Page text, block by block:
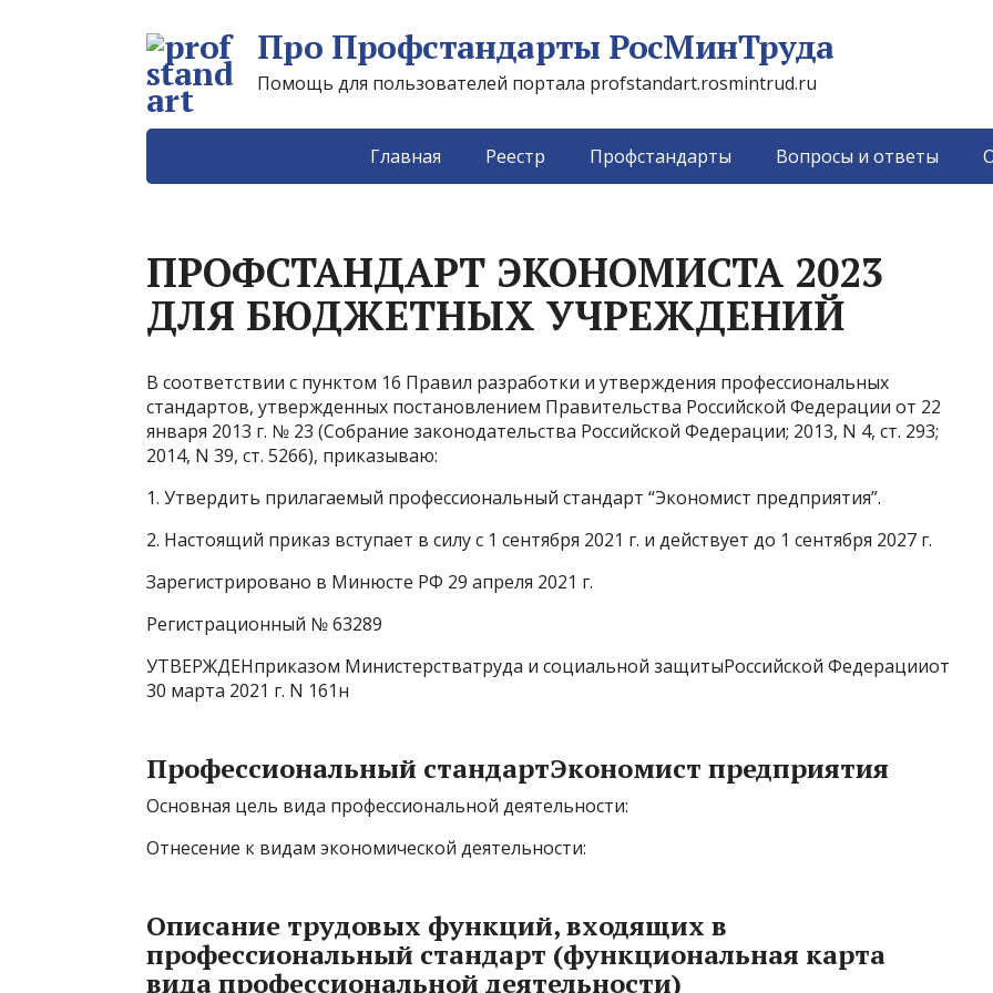
Про Профстандарты РосМинТруда
Помощь для пользователей портала profstandart.rosmintrud.ru
Главная Реестр Профстандарты Вопросы и ответы
ПРОФСТАНДАРТ ЭКОНОМИСТА 2023
ДЛЯ БЮДЖЕТНЫХ УЧРЕЖДЕНИЙ
В соответствии с пунктом 16 Правил разработки и утверждения профессиональных
стандартов, утвержденных постановлением Правительства Российской Федерации от 22
января 2013 г. № 23 (Собрание законодательства Российской Федерации; 2013, N 4, ст. 293;
2014, N 39, ст. 5266), приказываю:
1. Утвердить прилагаемый профессиональный стандарт “Экономист предприятия”.
2. Настоящий приказ вступает в силу с 1 сентября 2021 г. и действует до 1 сентября 2027 г.
Зарегистрировано в Минюсте РФ 29 апреля 2021 г.
Регистрационный № 63289
УТВЕРЖДЕНприказом Министерстватруда и социальной защитыРоссийской Федерацииот
30 марта 2021 г. N 161н
Профессиональный стандартЭкономист предприятия
Основная цель вида профессиональной деятельности:
Отнесение к видам экономической деятельности:
Описание трудовых функций, входящих в
профессиональный стандарт (функциональная карта
вида профессиональной деятельности)